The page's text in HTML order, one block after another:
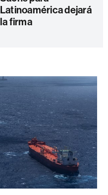
Latinoamérica dejará
la firma